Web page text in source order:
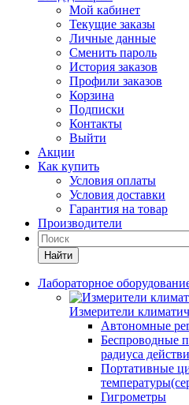
Мой кабинет
Текущие заказы
Личные данные
Сменить пароль
История заказов
Профили заказов
Корзина
Подписки
Контакты
Выйти
Акции
Как купить
Условия оплаты
Условия доставки
Гарантия на товар
Производители
Найти
Лабораторное
Измерители
Автономные
Беспроводные
радиуса
Портативные
Гигрометры